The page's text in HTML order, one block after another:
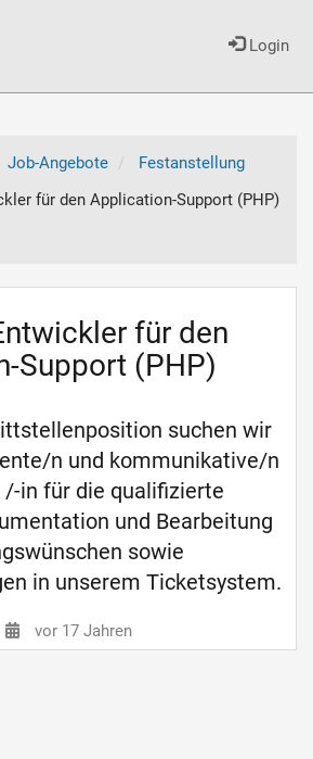
Login
Job-Angebote
Festanstellung
für den Application-Support (PHP)
für den
Support (PHP)
suchen wir
n und kommunikative/n
/-in für die qualifizierte
und Bearbeitung
sowie
in unserem Ticketsystem.
vor 17 Jahren